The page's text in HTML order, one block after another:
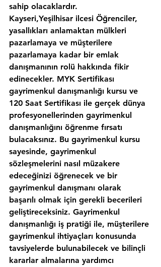
sahip olacaklardır.
Kayseri,Yeşilhisar ilcesi Öğrenciler,
yasallıkları anlamaktan mülkleri
pazarlamaya ve müşterilere
pazarlamaya kadar bir emlak
danışmanının rolü hakkında fikir
edinecekler. MYK Sertifikası
gayrimenkul danışmanlığı kursu ve
120 Saat Sertifikası ile gerçek dünya
profesyonellerinden gayrimenkul
danışmanlığını öğrenme fırsatı
bulacaksınız. Bu gayrimenkul kursu
sayesinde, gayrimenkul
sözleşmelerini nasıl müzakere
edeceğinizi öğrenecek ve bir
gayrimenkul danışmanı olarak
başarılı olmak için gerekli becerileri
geliştireceksiniz. Gayrimenkul
danışmanlığı iş pratiği ile, müşterilere
gayrimenkul ihtiyaçları konusunda
tavsiyelerde bulunabilecek ve bilinçli
kararlar almalarına yardımcı